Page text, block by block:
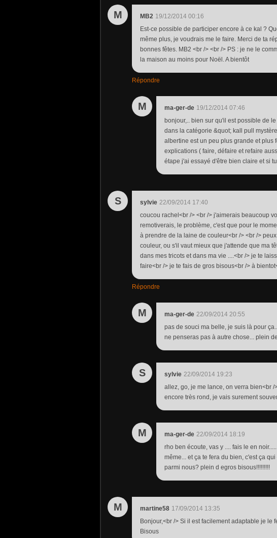
M MB2 19/12/2014 00:16
Est-ce possible de participer encore à ce kal ?
même plus, je voudrais me le faire. Merci de ta
bonnes fêtes. MB2 <br /> <br /> PS : je ne le
la maison au moins pour Noël. A bientôt
Répondre
M ma-ger-de 19/12/2014 07:46
bonjour,.. bien sur qu'il est possible de
dans la catégorie &quot; kall pull
albertine est un peu plus grande et plus
explications ( faire, défaire et refaire
étape j'ai essayé d'être bien claire et si
S sylvie 22/09/2014 17:40
coucou rachel<br /> <br /> j'aimerais beaucoup
remotiverais, le problème, c'est que pour le
à prendre de la laine de couleur<br /> <br />
couleur, ou s'il vaut mieux que j'attende que ma
dans mes tricots et dans ma vie ....<br /> je te
faire<br /> je te fais de gros bisous<br /> à
Répondre
M ma-ger-de 22/09/2014 20:55
pas de souci ma belle, je suis là pour
ne penseras pas à autre chose... plein
S sylvie 22/09/2014 19:23
allez, go, je me lance, on verra bien<br
encore très rond, je vais surement
M ma-ger-de 22/09/2014 18:19
rho ben écoute, vas y .... fais le en
même... et ça te fera du bien, c'est ça
parmi nous? plein d egros bisous!!!!!!!!!
M martine58 17/09/2014 13:35
Bonjour,<br /> Si il est facilement adaptable je le
Bisous